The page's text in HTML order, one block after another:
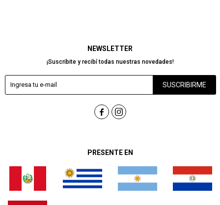
PRESENTE EN
NEWSLETTER
¡Suscribite y recibí todas nuestras novedades!
SUSCRIBIRME
 